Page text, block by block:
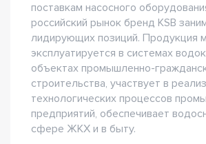
поставкам насосного
российский рынок бренд KSB
лидирующих позиций. Продукция
эксплуатируется в системах
объектах промышленно-
строительства, участвует в
технологических процессов
предприятий, обеспечивает
сфере ЖКХ и в быту.